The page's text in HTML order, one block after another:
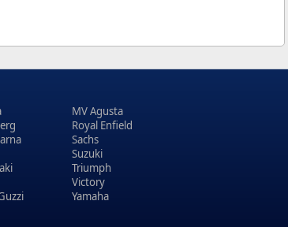
MV Agusta
Royal Enfield
Sachs
Suzuki
Triumph
Victory
Yamaha